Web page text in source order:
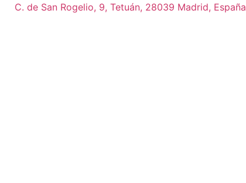
C. de San Rogelio, 9, Tetuán, 28039 Madrid, España